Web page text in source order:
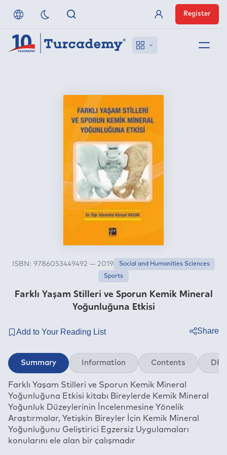
Off-Campus Access
Member Login
Register
Farklı Yaşam Stilleri ve Sporun Kemik Mineral
Yoğunluğuna Etkisi
ISBN: 9786053449492 — 2019
Social and Humanities Sciences
Sports
Share
Twitter
Facebook
Linkedin
Whatsapp
E-mail
Summary Information Contents
Farklı Yaşam Stilleri ve Sporun Kemik Mineral
Yoğunluğuna Etkisi kitabı Bireylerde Kemik Mineral
Yoğunluk Düzeylerinin İncelenmesine Yönelik
Araştırmalar, Yetişkin Bireyler İçin Kemik Mineral
Yoğunluğunu Geliştirici Egzersiz Uygulamaları
konularını ele alan bir çalışmadır